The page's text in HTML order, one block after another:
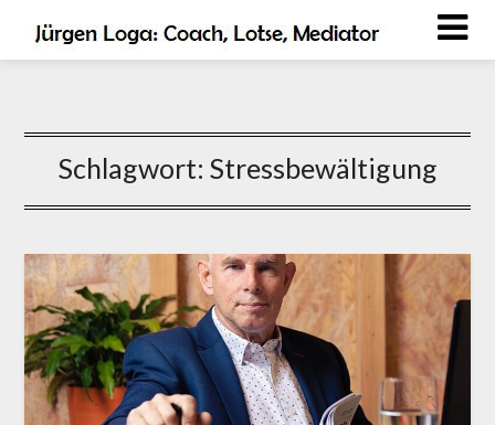
Schlagwort: Stressbewältigung